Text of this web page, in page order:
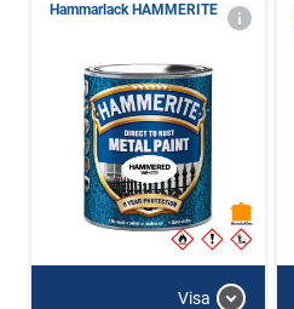
Hammarlack HAMMERITE
Visa